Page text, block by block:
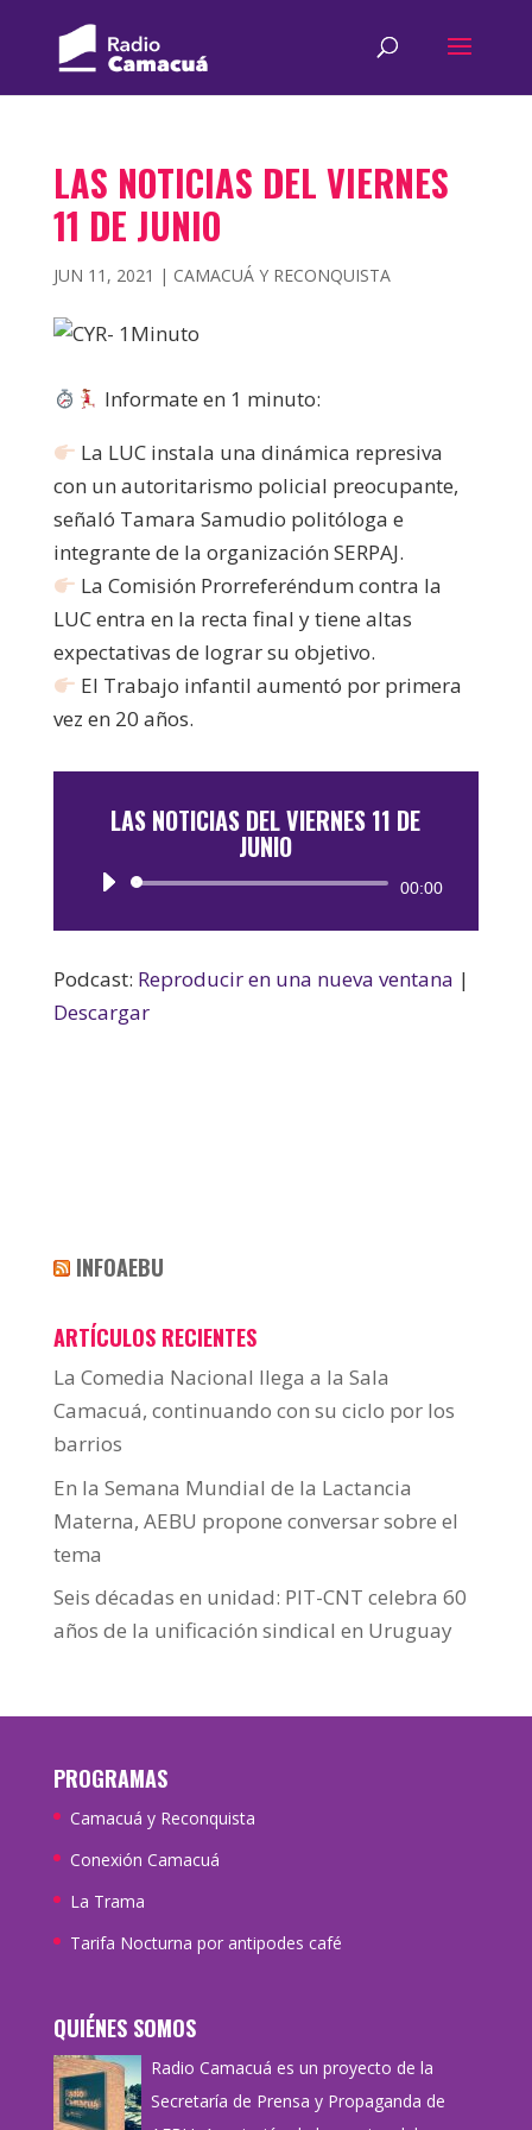
LAS NOTICIAS DEL VIERNES
11 DE JUNIO
JUN 11, 2021 | CAMACUÁ Y RECONQUISTA
Informate en 1 minuto:
La LUC instala una dinámica represiva
con un autoritarismo policial preocupante,
señaló Tamara Samudio politóloga e
integrante de la organización SERPAJ.
La Comisión Prorreferéndum contra la
LUC entra en la recta final y tiene altas
expectativas de lograr su objetivo.
El Trabajo infantil aumentó por primera
vez en 20 años.
LAS NOTICIAS DEL VIERNES 11 DE
JUNIO
Reproductor
00:00
Podcast: Reproducir en una nueva ventana |
Descargar
INFOAEBU
ARTÍCULOS RECIENTES
La Comedia Nacional llega a la Sala
Camacuá, continuando con su ciclo por los
barrios
En la Semana Mundial de la Lactancia
Materna, AEBU propone conversar sobre el
tema
Seis décadas en unidad: PIT-CNT celebra 60
años de la unificación sindical en Uruguay
PROGRAMAS
Camacuá y Reconquista
Conexión Camacuá
La Trama
Tarifa Nocturna por antipodes café
QUIÉNES SOMOS
Radio Camacuá es un proyecto de la
Secretaría de Prensa y Propaganda de